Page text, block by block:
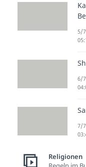
ein
5/
6/
7/
Religionen